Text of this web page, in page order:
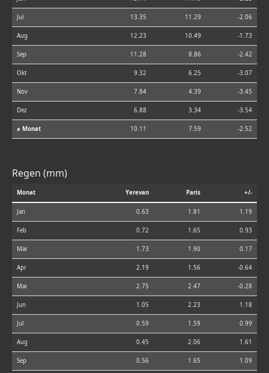
Jul 13.35 11.29 -2.06
Aug 12.23 10.49 -1.73
Sep 11.28 8.86 -2.42
Okt 9.32 6.25 -3.07
Nov 7.84 4.39 -3.45
Dez 6.88 3.34 -3.54
⌀ Monat 10.11 7.59 -2.52
Regen (mm)
Monat Yerevan Paris +/-
Jan 0.63 1.81 1.19
Feb 0.72 1.65 0.93
Mär 1.73 1.90 0.17
Apr 2.19 1.56 -0.64
Mai 2.75 2.47 -0.28
Jun 1.05 2.23 1.18
Jul 0.59 1.59 0.99
Aug 0.45 2.06 1.61
Sep 0.56 1.65 1.09